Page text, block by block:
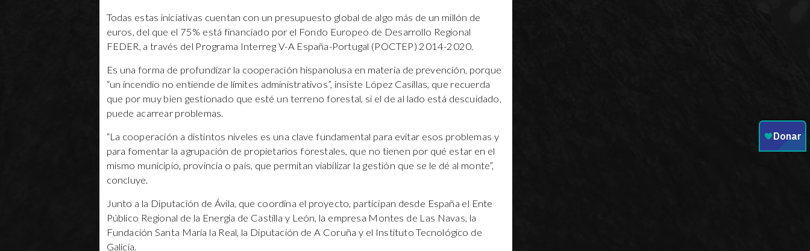
Todas estas iniciativas cuentan con un presupuesto global de algo más de un millón de
euros, del que el 75% está financiado por el Fondo Europeo de Desarrollo Regional
FEDER, a través del Programa Interreg V-A España-Portugal (POCTEP) 2014-2020.
Es una forma de profundizar la cooperación hispanolusa en materia de prevención, porque
“un incendio no entiende de límites administrativos”, insiste López Casillas, que recuerda
que por muy bien gestionado que esté un terreno forestal, si el de al lado está descuidado,
puede acarrear problemas.
“La cooperación a distintos niveles es una clave fundamental para evitar esos problemas y
para fomentar la agrupación de propietarios forestales, que no tienen por qué estar en el
mismo municipio, provincia o país, que permitan viabilizar la gestión que se le dé al monte”,
concluye.
Junto a la Diputación de Ávila, que coordina el proyecto, participan desde España el Ente
Público Regional de la Energía de Castilla y León, la empresa Montes de Las Navas, la
Fundación Santa María la Real, la Diputación de A Coruña y el Instituto Tecnológico de
Galicia.